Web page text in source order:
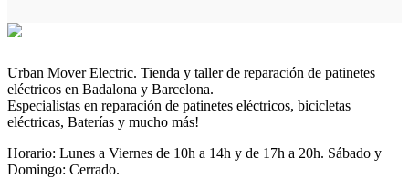
Urban Mover Electric. Tienda y taller de reparación de patinetes
eléctricos en Badalona y Barcelona.
Especialistas en reparación de patinetes eléctricos, bicicletas
eléctricas, Baterías y mucho más!
Horario: Lunes a Viernes de 10h a 14h y de 17h a 20h. Sábado y
Domingo: Cerrado.